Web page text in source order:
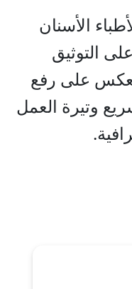
الأسنان
التوثيق
على رفع
وتيرة العمل